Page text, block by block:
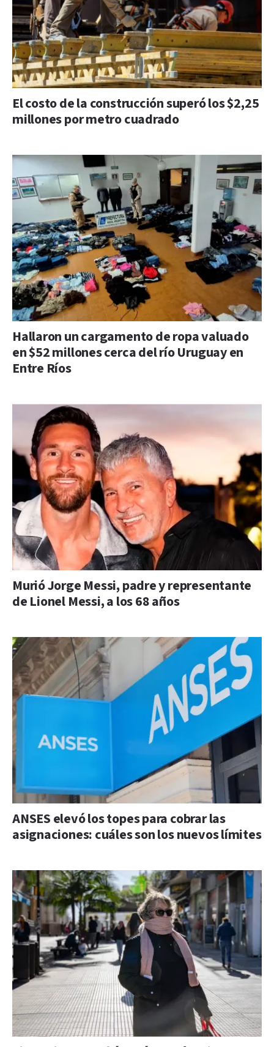
El costo de la construcción superó los $2,25
millones por metro cuadrado
Hallaron un cargamento de ropa valuado
en $52 millones cerca del río Uruguay en
Entre Ríos
Murió Jorge Messi, padre y representante
de Lionel Messi, a los 68 años
ANSES elevó los topes para cobrar las
asignaciones: cuáles son los nuevos límites